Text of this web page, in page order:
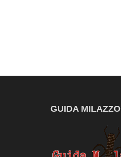
GUIDA MILAZZO